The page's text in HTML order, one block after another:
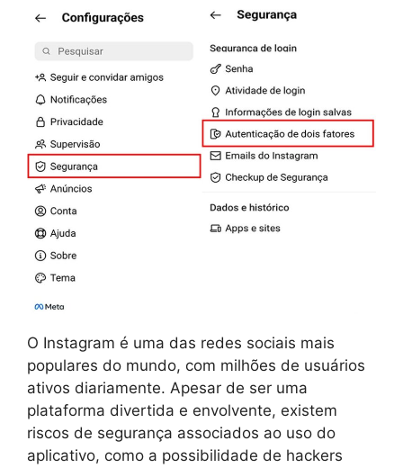
O Instagram é uma das redes sociais mais
populares do mundo, com milhões de usuários
ativos diariamente. Apesar de ser uma
plataforma divertida e envolvente, existem
riscos de segurança associados ao uso do
aplicativo, como a possibilidade de hackers